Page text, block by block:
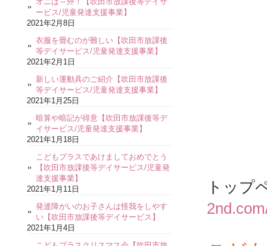
トップ
ービス/児童発達支援事業】
2021年2月8日
衣服を畳むのが難しい【吹田市放課後
等デイサービス/児童発達支援事業】
2021年2月1日
新しい運動具のご紹介【吹田市放課後
等デイサービス/児童発達支援事業】
2021年1月25日
暗算や暗記が得意【吹田市放課後等デ
イサービス/児童発達支援事業】
2021年1月18日
こどもプラスであけましておめでとう
【吹田市放課後等デイサービス/児童発
達支援事業】
2021年1月11日
発達障がいのお子さんは怪我をしやす
い【吹田市放課後等デイサービス】
2021年1月4日